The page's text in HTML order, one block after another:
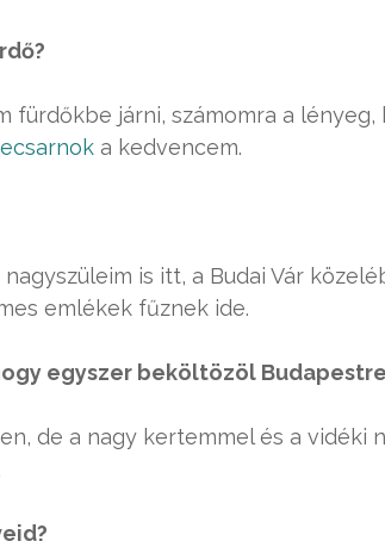
fürdőkbe járni, számomra a
a kedvencem.
is itt, a Budai Vár
emlékek fűznek ide.
egyszer beköltözöl
de a nagy kertemmel és a vidéki